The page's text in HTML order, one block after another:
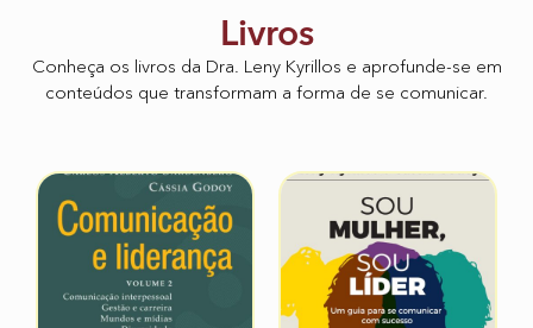
Livros
Conheça os livros da Dra. Leny Kyrillos e aprofunde-se em
conteúdos que transformam a forma de se comunicar.